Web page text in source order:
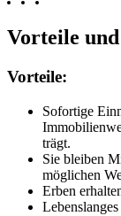
Vorteile
Vorteile:
Sofortige
trägt.
Sie bleiben
möglichen
Erben